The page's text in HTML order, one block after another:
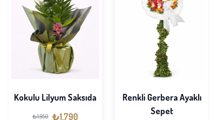
Kokulu Lilyum Saksıda
₺1,950 ₺1,790
Renkli Gerbera Ayaklı
Sepet